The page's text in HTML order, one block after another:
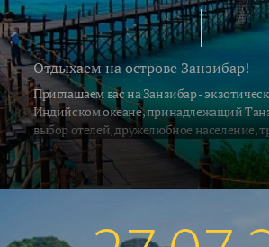
Отдыхаем на острове Занзибар!
Приглашаем вас на Занзибар -
Индийском океане, принадлежащий
выбор отелей, дружелюбное население,
природа и, конечно, песчаные пляжи
Занзибар ежегодно десятки тысяч
Земли. С 2 июля на остров выполняет
удобными стыковками по хорошим